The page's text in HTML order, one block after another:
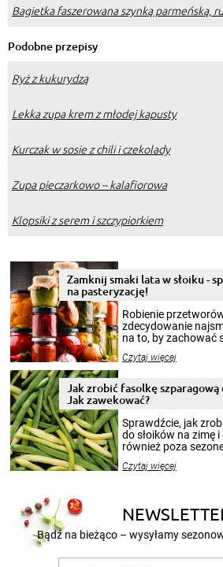
Bagietka faszerowana szynką parmeńską,
Podobne przepisy
Ryż z kukurydzą
Lekka zupa krem z młodej kapusty
Kurczak w sosie z chili i czekolady
Zupa pieczarkowo – kalafiorowa
Klopsiki z serem i szczypiorkiem
Zamknij smaki lata w słoiku -
na pasteryzację!
Robienie
zdecydowanie
na to, by zachować
krajobrazów, by
pełni poczuć
miesięcy.
patenty, które
przetworów.
Czytaj więcej
Jak zrobić fasolkę szparagową
Jak zawekować?
Sprawdźcie, jak
do słoików na zimę
również poza
nasze propozycje!
Czytaj więcej
Bądź na bieżąco – wysyłamy